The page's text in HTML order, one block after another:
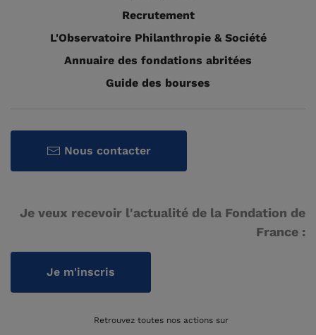
Recrutement
L'Observatoire Philanthropie & Société
Annuaire des fondations abritées
Guide des bourses
Nous contacter
Je veux recevoir l'actualité de la Fondation de
France :
Je m'inscris
Retrouvez toutes nos actions sur